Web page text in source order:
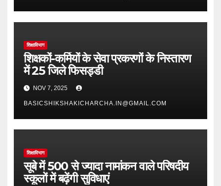
शिक्षाविभाग
शिक्षकों-कर्मियों के सेवा प्रकरणों के निस्तारण
में 25 जिले फिसड्डी
NOV 7, 2025
BASICSHIKSHAKICHARCHA.IN@GMAIL.COM
शिक्षाविभाग
सूबे में 500 से ज्यादा नामांकन वाले परिषदीय
स्कूलों में बढ़ेंगी सुविधाएं